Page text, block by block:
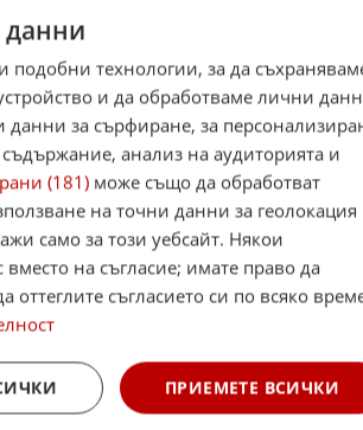
в района на
недоволството си
отговорност“ за
булеварди на града,
движението в целия
два пъти.
карат обикновено
са за сезонна
коментира
вчера
Инж.
Шефът
Пенчев
Ечемишка
“
с
със
данни
технологии, за да
и да обработваме лични
за сърфиране, за
анализ на аудиторията и
(181) може също да обработват
на точни данни за геолокация
само за този уебсайт. Някои
на съгласие; имате право да
оттеглите съгласието си по всяко
ПРИЕМЕТЕ ВСИЧКИ